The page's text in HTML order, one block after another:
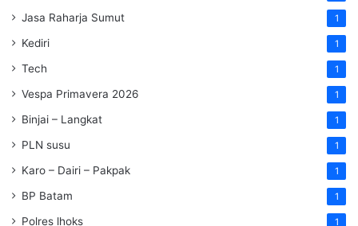
Jasa Raharja Sumut 1
Kediri 1
Tech 1
Vespa Primavera 2026 1
Binjai – Langkat 1
PLN susu 1
Karo – Dairi – Pakpak 1
BP Batam 1
Polres lhoks 1